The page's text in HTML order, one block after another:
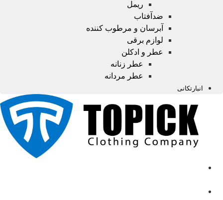
ریمل
ضدآفتاب
آبرسان و مرطوب کننده
لوازم برقی
عطر و ادکلن
عطر زنانه
عطر مردانه
انبارتکانی